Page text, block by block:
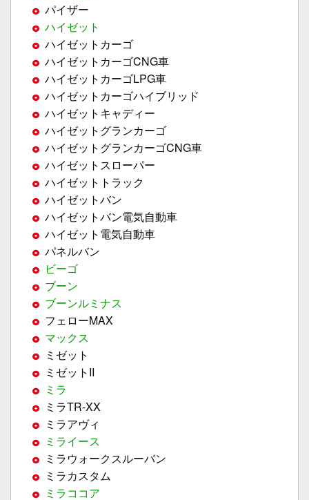
パイザー
ハイゼット
ハイゼットカーゴ
ハイゼットカーゴCNG車
ハイゼットカーゴLPG車
ハイゼットカーゴハイブリッド
ハイゼットキャディー
ハイゼットグランカーゴ
ハイゼットグランカーゴCNG車
ハイゼットスローパー
ハイゼットトラック
ハイゼットバン
ハイゼットバン電気自動車
ハイゼット電気自動車
パネルバン
ビーゴ
ブーン
ブーンルミナス
フェローMAX
マックス
ミゼット
ミゼットII
ミラ
ミラTR-XX
ミラアヴィ
ミライース
ミラウォークスルーバン
ミラカスタム
ミラココア